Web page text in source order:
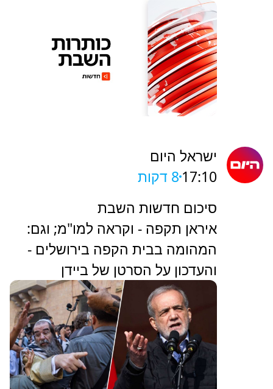
ישראל היום
17:10 8 דקות
סיכום חדשות השבת
איראן תקפה - וקראה למו"מ; וגם:
המהומה בבית הקפה בירושלים -
והעדכון על הסרטן של ביידן